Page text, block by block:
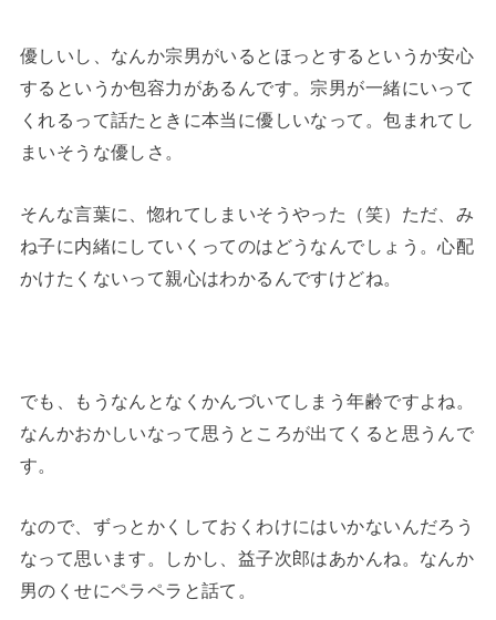
優しいし、なんか宗男がいるとほっとするというか安心
するというか包容力があるんです。宗男が一緒にいって
くれるって話たときに本当に優しいなって。包まれてし
まいそうな優しさ。
そんな言葉に、惚れてしまいそうやった（笑）ただ、み
ね子に内緒にしていくってのはどうなんでしょう。心配
かけたくないって親心はわかるんですけどね。
でも、もうなんとなくかんづいてしまう年齢ですよね。
なんかおかしいなって思うところが出てくると思うんで
す。
なので、ずっとかくしておくわけにはいかないんだろう
なって思います。しかし、益子次郎はあかんね。なんか
男のくせにペラペラと話て。